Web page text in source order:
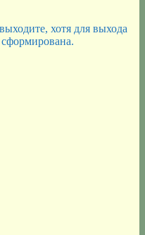
хотя для выхода